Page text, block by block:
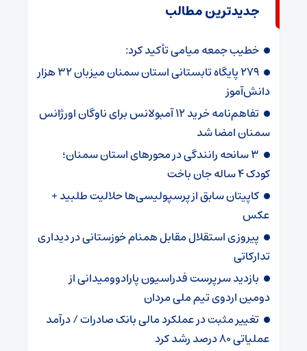
جدیدترین مطالب
خطیب جمعه میامی تأکید کرد:
۲۷۹ پایگاه تابستانی استان سمنان میزبان ۳۲ هزار
دانش‌آموز
تفاهم‌نامه خرید ۱۲ آمبولانس برای ناوگان اورژانس
سمنان امضا شد
۳ سانحه رانندگی در محورهای استان سمنان؛
کودک ۴ ساله جان باخت
کاپیتان سابق از پرسپولیسی‌ها حلالیت طلبید +
عکس
پیروزی استقلال مقابل همنام خوزستانی در دیداری
تدارکاتی
بازدید سرپرست فدراسیون پارادوومیدانی از
دومین اردوی تیم ملی مردان
تغییر مثبت در عملکرد مالی بانک صادرات / درآمد
عملیاتی ۸۰ درصد رشد کرد